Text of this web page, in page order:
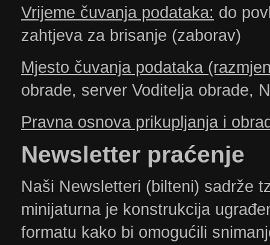
Vrijeme čuvanja podataka: do
zahtjeva za brisanje (zaborav)
Mjesto čuvanja podataka
obrade, server Voditelja obrade,
Pravna osnova prikupljanja i
​Newsletter praćenje
Naši Newsletteri (bilteni) sadrže
minijaturna je konstrukcija
formatu kako bi omogućili